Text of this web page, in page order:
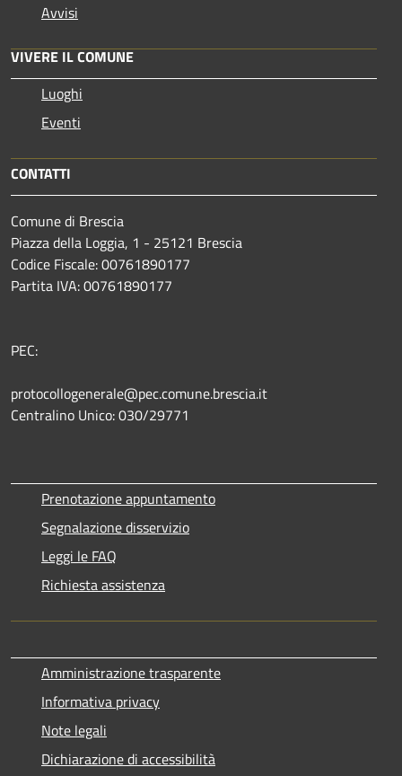
Avvisi
VIVERE IL COMUNE
Luoghi
Eventi
CONTATTI
Comune di Brescia
Piazza della Loggia, 1 - 25121 Brescia
Codice Fiscale: 00761890177
Partita IVA: 00761890177
PEC:
protocollogenerale@pec.comune.brescia.it
Centralino Unico: 030/29771
Prenotazione appuntamento
Segnalazione disservizio
Leggi le FAQ
Richiesta assistenza
Amministrazione trasparente
Informativa privacy
Note legali
Dichiarazione di accessibilità